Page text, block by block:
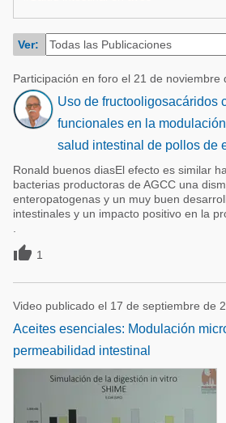
Ver:
Participación en foro el 21 de noviembre
Uso de fructooligosacáridos
funcionales en la
salud intestinal de pollos de
Ronald buenos diasEl efecto es similar
bacterias productoras de AGCC una
enteropatogenas y un muy buen
intestinales y un impacto positivo en la
 1
Video publicado el 17 de septiembre de
Aceites esenciales: Modulación
permeabilidad intestinal